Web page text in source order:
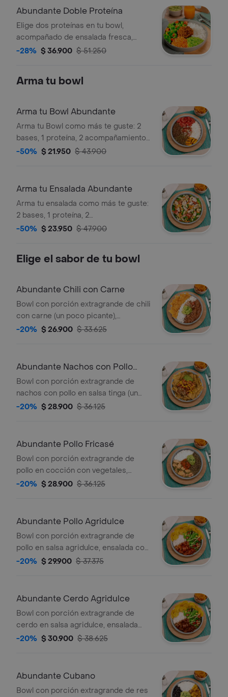
Abundante Doble Proteína
Elige dos proteínas en tu bowl,
acompañado de ensalada fresca,
guacamole y arroz.
-28% $ 36.900 $ 51.250
Arma tu bowl
Arma tu Bowl Abundante
Arma tu Bowl como más te guste: 2
bases, 1 proteína, 2 acompañamientos
y 1 salsa.
-50% $ 21.950 $ 43.900
Arma tu Ensalada Abundante
Arma tu ensalada como más te guste:
2 bases, 1 proteína, 2
acompañamientos y 1 salsa.
-50% $ 23.950 $ 47.900
Elige el sabor de tu bowl
Abundante Chili con Carne
Bowl con porción extragrande de chili
con carne (un poco picante),
guacamole, pico de gallo, nachos y
-20% $ 26.900 $ 33.625
Abundante Nachos con Pollo
Tinga
Bowl con porción extragrande de
nachos con pollo en salsa tinga (un
poco picante), maíz, pico de gallo y
-20% $ 28.900 $ 36.125
Abundante Pollo Fricasé
Bowl con porción extragrande de
pollo en cocción con vegetales,
lentejas, acompañado de
-20% $ 28.900 $ 36.125
Abundante Pollo Agridulce
Bowl con porción extragrande de
pollo en salsa agridulce, ensalada con
lechuga, tomate, maíz salteado, arroz
mayonesa de cilantro.
-20% $ 29.900 $ 37.375
Abundante Cerdo Agridulce
Bowl con porción extragrande de
cerdo en salsa agridulce, ensalada
con lechuga, tomate, maíz salteado,
mayonesa de cilantro.
-20% $ 30.900 $ 38.625
Abundante Cubano
Bowl con porción extragrande de res